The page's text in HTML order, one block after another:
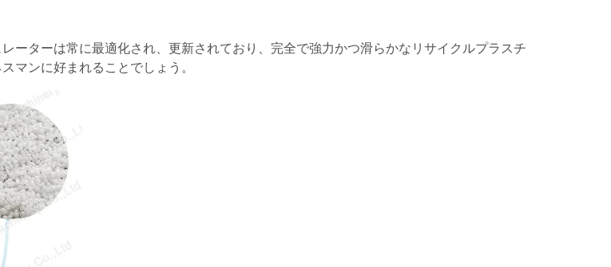
ーターは常に最適化され、更新されており、完全で強力かつ滑らかなリサイクルプラスチ
マンに好まれることでしょう。